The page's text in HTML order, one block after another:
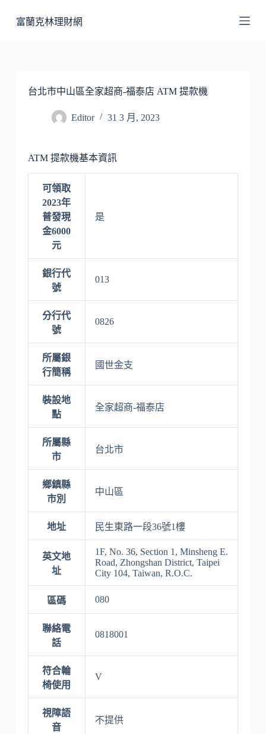
至
富蘭克林理財網
台北市中山區全家超商-福泰店 ATM 提款機
Editor 31 3 月, 2023
ATM 提款機基本資訊
可領取
2023年
普發現
金6000
元
是
銀行代
號
013
分行代
號
0826
所屬銀
行簡稱
國世金支
裝設地
點
全家超商-福泰店
所屬縣
市
台北市
鄉鎮縣
市別
中山區
地址 民生東路一段36號1樓
英文地
址
1F, No. 36, Section 1, Minsheng E.
Road, Zhongshan District, Taipei
City 104, Taiwan, R.O.C.
區碼 080
聯絡電
話
0818001
符合輪
椅使用
V
視障語
音
不提供